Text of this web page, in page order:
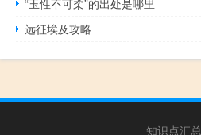
远征埃及攻略
知识点汇总